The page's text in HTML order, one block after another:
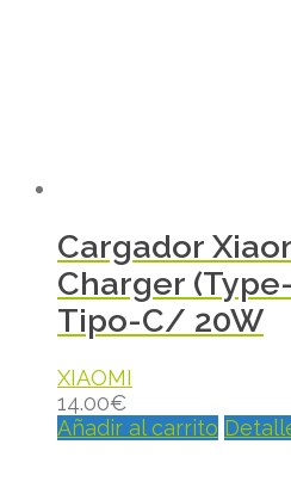
Cargador
Charger
Tipo-C/ 20W
XIAOMI
14.00€
Añadir al carrito